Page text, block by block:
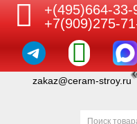
+(495)664-33-
+7(909)275-
zakaz@ceram-stroy.ru